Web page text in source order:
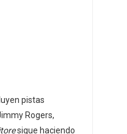
pistas
Rogers,
sigue haciendo